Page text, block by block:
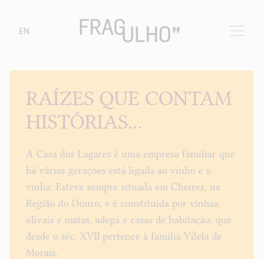
EN
RAÍZES QUE CONTAM
HISTÓRIAS...
A Casa dos Lagares é uma empresa familiar que
há várias gerações está ligada ao vinho e à
vinha. Esteve sempre situada em Cheires, na
Região do Douro, e é constituída por vinhas,
olivais e matas, adega e casas de habitação, que
desde o séc. XVII pertence à família Vilela de
Morais.